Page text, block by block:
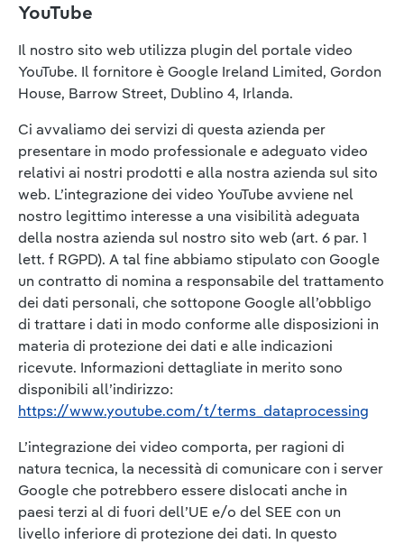
YouTube
Il nostro sito web utilizza plugin del portale video
YouTube. Il fornitore è Google Ireland Limited, Gordon
House, Barrow Street, Dublino 4, Irlanda.
Ci avvaliamo dei servizi di questa azienda per
presentare in modo professionale e adeguato video
relativi ai nostri prodotti e alla nostra azienda sul sito
web. L’integrazione dei video YouTube avviene nel
nostro legittimo interesse a una visibilità adeguata
della nostra azienda sul nostro sito web (art. 6 par. 1
lett. f RGPD). A tal fine abbiamo stipulato con Google
un contratto di nomina a responsabile del trattamento
dei dati personali, che sottopone Google all’obbligo
di trattare i dati in modo conforme alle disposizioni in
materia di protezione dei dati e alle indicazioni
ricevute. Informazioni dettagliate in merito sono
disponibili all’indirizzo:
https://www.youtube.com/t/terms_dataprocessing
L’integrazione dei video comporta, per ragioni di
natura tecnica, la necessità di comunicare con i server
Google che potrebbero essere dislocati anche in
paesi terzi al di fuori dell’UE e/o del SEE con un
livello inferiore di protezione dei dati. In questo